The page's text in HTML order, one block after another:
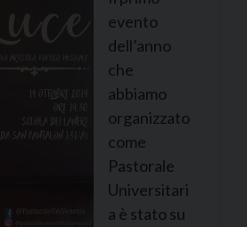
evento
dell’anno
che
abbiamo
organizzato
come
Pastorale
Universitari
a è stato su